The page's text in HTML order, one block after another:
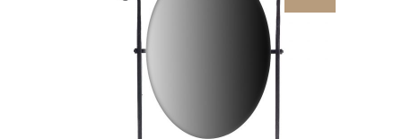
PER SAPERNE DI PIÙ